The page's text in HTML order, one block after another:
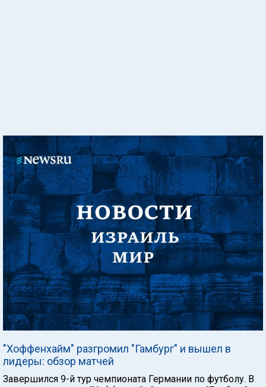
"Хоффенхайм" разгромил "Гамбург" и вышел в
лидеры: обзор матчей
Завершился 9-й тур чемпионата Германии по футболу. В